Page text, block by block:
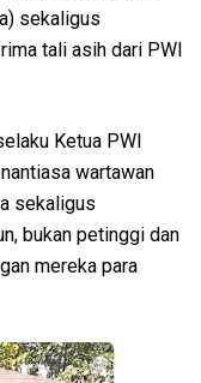
sekaligus
tali asih dari PWI
Ketua PWI
wartawan
sekaligus
bukan petinggi dan
mereka para